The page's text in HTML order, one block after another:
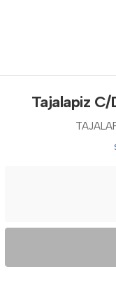
Tajalapiz C/